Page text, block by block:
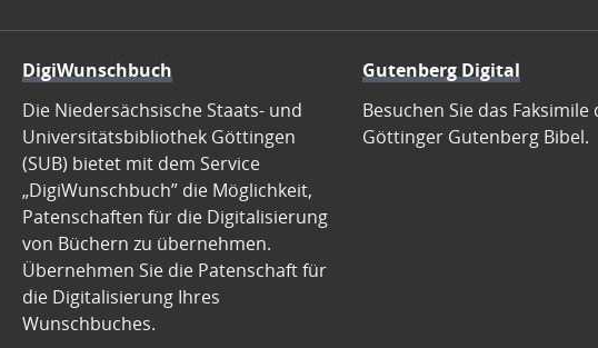
DigiWunschbuch
Die Niedersächsische Staats- und
Universitätsbibliothek Göttingen
(SUB) bietet mit dem Service
„DigiWunschbuch” die Möglichkeit,
Patenschaften für die Digitalisierung
von Büchern zu übernehmen.
Übernehmen Sie die Patenschaft für
die Digitalisierung Ihres
Wunschbuches.
Gutenberg Digital
Besuchen Sie das Faksimile
Göttinger Gutenberg Bibel.